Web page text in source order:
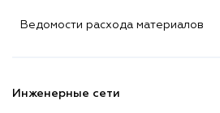
Ведомости расхода материалов
Инженерные сети